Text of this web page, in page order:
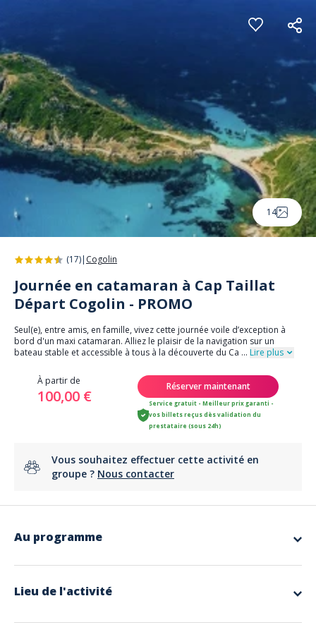
14
(17)| Cogolin
Journée en catamaran à Cap Taillat
Départ Cogolin - PROMO
Seul(e), entre amis, en famille, vivez cette journée voile d’exception à
bord d'un maxi catamaran. Alliez le plaisir de la navigation sur un
bateau stable et accessible à tous à la découverte du Ca ... Lire plus
À partir de
100,00 €
Réserver maintenant
Service gratuit - Meilleur prix garanti -
vos billets reçus dès validation du
prestataire (sous 24h)
Vous souhaitez effectuer cette activité en
groupe ? Nous contacter
Au programme
maxi catamaran. Alliez le plaisir de la navigation sur un bateau stable et
turquoise. Les Antilles n'ont cas bien se tenir...
gratuitement).
Lieu de l'activité